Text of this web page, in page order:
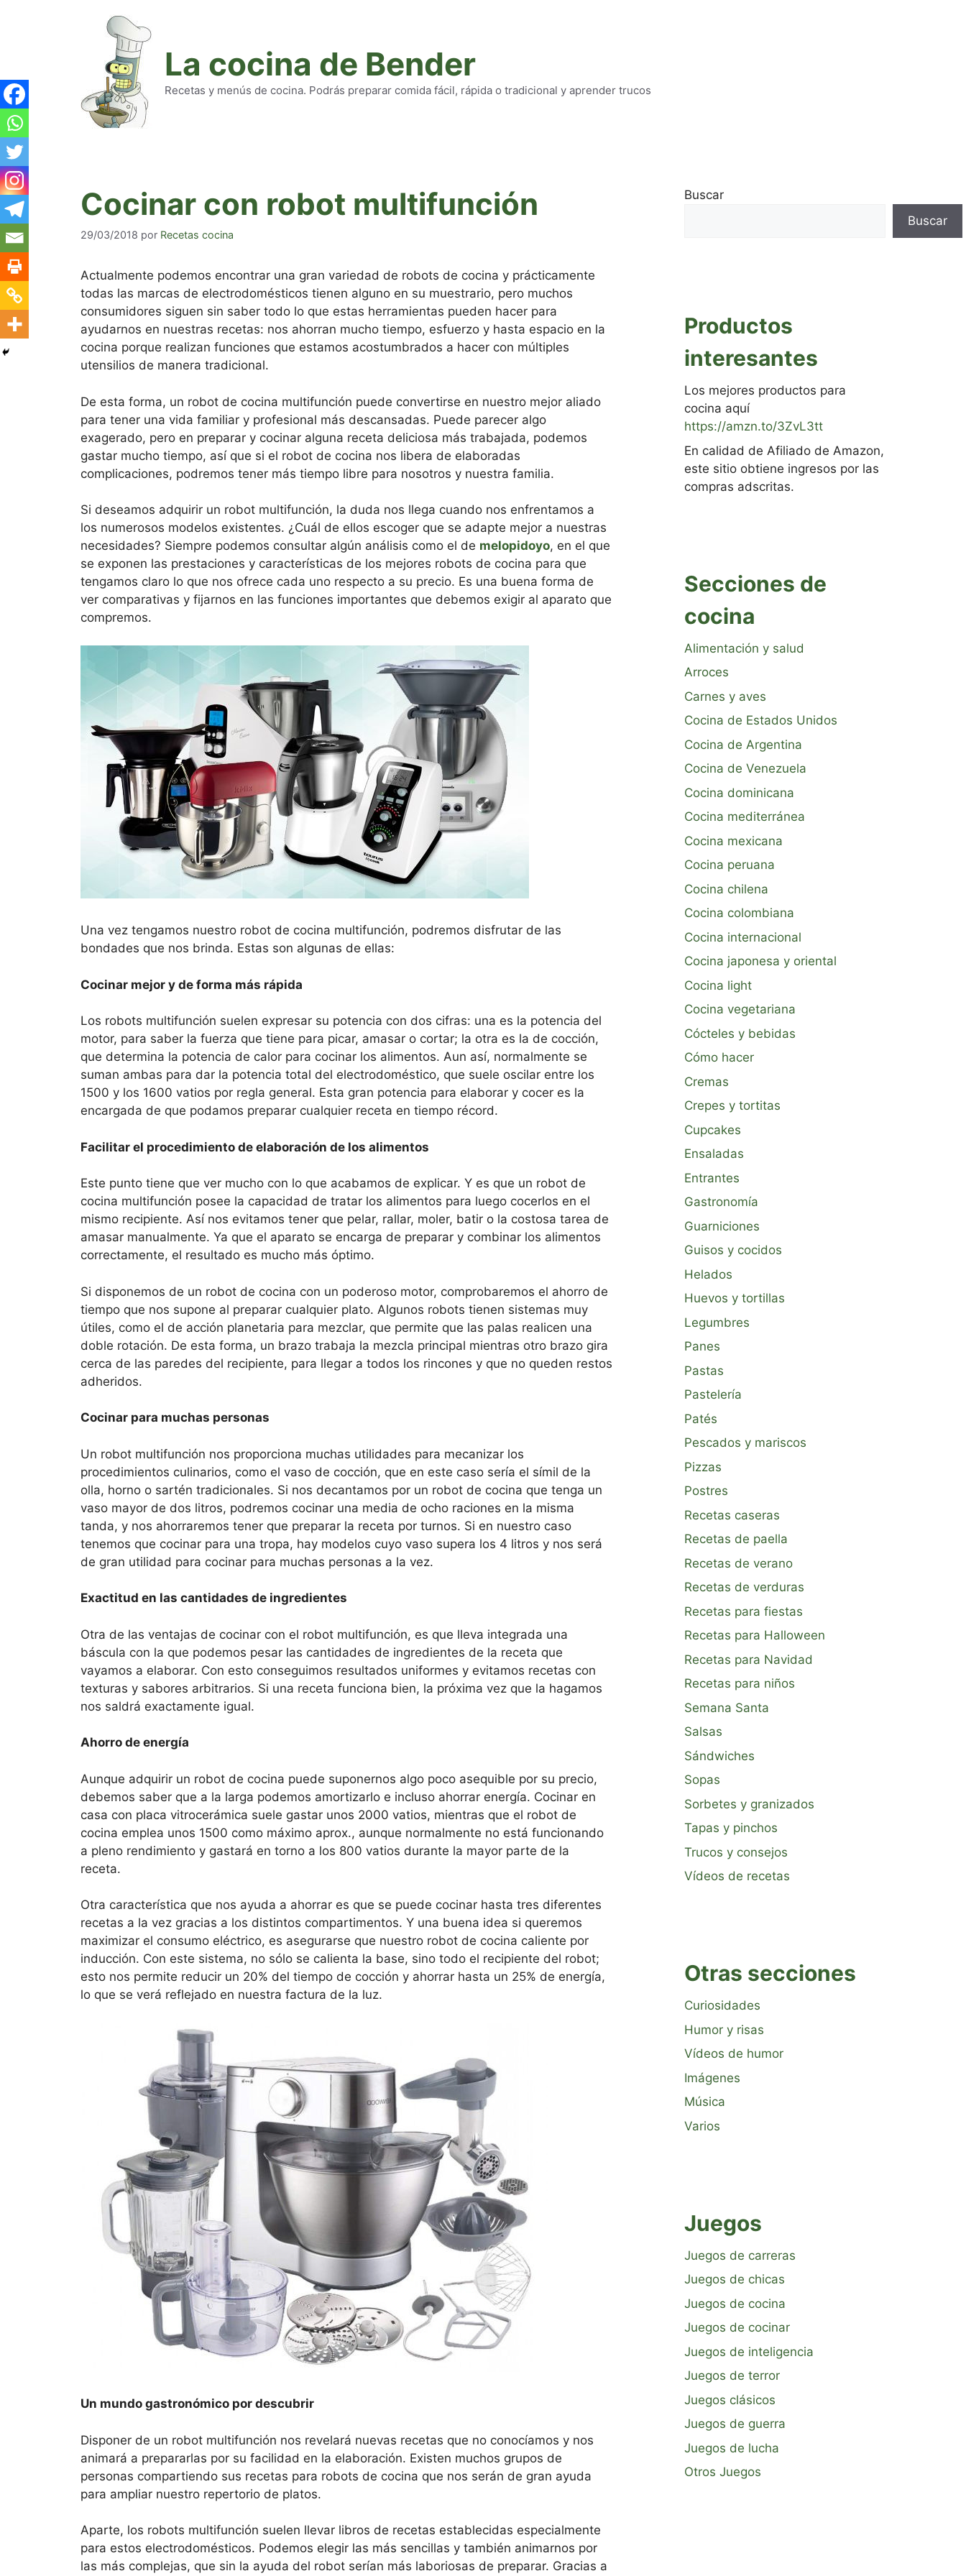
La cocina de Bender
Recetas y menús de cocina. Podrás preparar comida fácil, rápida o tradicional y aprender trucos
Cocinar con robot multifunción
29/03/2018 por Recetas cocina
Actualmente podemos encontrar una gran variedad de robots de cocina y prácticamente
todas las marcas de electrodomésticos tienen alguno en su muestrario, pero muchos
consumidores siguen sin saber todo lo que estas herramientas pueden hacer para
ayudarnos en nuestras recetas: nos ahorran mucho tiempo, esfuerzo y hasta espacio en la
cocina porque realizan funciones que estamos acostumbrados a hacer con múltiples
utensilios de manera tradicional.
De esta forma, un robot de cocina multifunción puede convertirse en nuestro mejor aliado
para tener una vida familiar y profesional más descansadas. Puede parecer algo
exagerado, pero en preparar y cocinar alguna receta deliciosa más trabajada, podemos
gastar mucho tiempo, así que si el robot de cocina nos libera de elaboradas
complicaciones, podremos tener más tiempo libre para nosotros y nuestra familia.
Si deseamos adquirir un robot multifunción, la duda nos llega cuando nos enfrentamos a
los numerosos modelos existentes. ¿Cuál de ellos escoger que se adapte mejor a nuestras
necesidades? Siempre podemos consultar algún análisis como el de melopidoyo, en el que
se exponen las prestaciones y características de los mejores robots de cocina para que
tengamos claro lo que nos ofrece cada uno respecto a su precio. Es una buena forma de
ver comparativas y fijarnos en las funciones importantes que debemos exigir al aparato que
compremos.
Una vez tengamos nuestro robot de cocina multifunción, podremos disfrutar de las
bondades que nos brinda. Estas son algunas de ellas:
Cocinar mejor y de forma más rápida
Los robots multifunción suelen expresar su potencia con dos cifras: una es la potencia del
motor, para saber la fuerza que tiene para picar, amasar o cortar; la otra es la de cocción,
que determina la potencia de calor para cocinar los alimentos. Aun así, normalmente se
suman ambas para dar la potencia total del electrodoméstico, que suele oscilar entre los
1500 y los 1600 vatios por regla general. Esta gran potencia para elaborar y cocer es la
encargada de que podamos preparar cualquier receta en tiempo récord.
Facilitar el procedimiento de elaboración de los alimentos
Este punto tiene que ver mucho con lo que acabamos de explicar. Y es que un robot de
cocina multifunción posee la capacidad de tratar los alimentos para luego cocerlos en el
mismo recipiente. Así nos evitamos tener que pelar, rallar, moler, batir o la costosa tarea de
amasar manualmente. Ya que el aparato se encarga de preparar y combinar los alimentos
correctamente, el resultado es mucho más óptimo.
Si disponemos de un robot de cocina con un poderoso motor, comprobaremos el ahorro de
tiempo que nos supone al preparar cualquier plato. Algunos robots tienen sistemas muy
útiles, como el de acción planetaria para mezclar, que permite que las palas realicen una
doble rotación. De esta forma, un brazo trabaja la mezcla principal mientras otro brazo gira
cerca de las paredes del recipiente, para llegar a todos los rincones y que no queden restos
adheridos.
Cocinar para muchas personas
Un robot multifunción nos proporciona muchas utilidades para mecanizar los
procedimientos culinarios, como el vaso de cocción, que en este caso sería el símil de la
olla, horno o sartén tradicionales. Si nos decantamos por un robot de cocina que tenga un
vaso mayor de dos litros, podremos cocinar una media de ocho raciones en la misma
tanda, y nos ahorraremos tener que preparar la receta por turnos. Si en nuestro caso
tenemos que cocinar para una tropa, hay modelos cuyo vaso supera los 4 litros y nos será
de gran utilidad para cocinar para muchas personas a la vez.
Exactitud en las cantidades de ingredientes
Otra de las ventajas de cocinar con el robot multifunción, es que lleva integrada una
báscula con la que podemos pesar las cantidades de ingredientes de la receta que
vayamos a elaborar. Con esto conseguimos resultados uniformes y evitamos recetas con
texturas y sabores arbitrarios. Si una receta funciona bien, la próxima vez que la hagamos
nos saldrá exactamente igual.
Ahorro de energía
Aunque adquirir un robot de cocina puede suponernos algo poco asequible por su precio,
debemos saber que a la larga podemos amortizarlo e incluso ahorrar energía. Cocinar en
casa con placa vitrocerámica suele gastar unos 2000 vatios, mientras que el robot de
cocina emplea unos 1500 como máximo aprox., aunque normalmente no está funcionando
a pleno rendimiento y gastará en torno a los 800 vatios durante la mayor parte de la
receta.
Otra característica que nos ayuda a ahorrar es que se puede cocinar hasta tres diferentes
recetas a la vez gracias a los distintos compartimentos. Y una buena idea si queremos
maximizar el consumo eléctrico, es asegurarse que nuestro robot de cocina caliente por
inducción. Con este sistema, no sólo se calienta la base, sino todo el recipiente del robot;
esto nos permite reducir un 20% del tiempo de cocción y ahorrar hasta un 25% de energía,
lo que se verá reflejado en nuestra factura de la luz.
Un mundo gastronómico por descubrir
Disponer de un robot multifunción nos revelará nuevas recetas que no conocíamos y nos
animará a prepararlas por su facilidad en la elaboración. Existen muchos grupos de
personas compartiendo sus recetas para robots de cocina que nos serán de gran ayuda
para ampliar nuestro repertorio de platos.
Aparte, los robots multifunción suelen llevar libros de recetas establecidas especialmente
para estos electrodomésticos. Podemos elegir las más sencillas y también animarnos por
las más complejas, que sin la ayuda del robot serían más laboriosas de preparar. Gracias a
Buscar
Buscar
Productos
interesantes
Los mejores productos para
cocina aquí
https://amzn.to/3ZvL3tt
En calidad de Afiliado de Amazon,
este sitio obtiene ingresos por las
compras adscritas.
Secciones de
cocina
Alimentación y salud
Arroces
Carnes y aves
Cocina de Estados Unidos
Cocina de Argentina
Cocina de Venezuela
Cocina dominicana
Cocina mediterránea
Cocina mexicana
Cocina peruana
Cocina chilena
Cocina colombiana
Cocina internacional
Cocina japonesa y oriental
Cocina light
Cocina vegetariana
Cócteles y bebidas
Cómo hacer
Cremas
Crepes y tortitas
Cupcakes
Ensaladas
Entrantes
Gastronomía
Guarniciones
Guisos y cocidos
Helados
Huevos y tortillas
Legumbres
Panes
Pastas
Pastelería
Patés
Pescados y mariscos
Pizzas
Postres
Recetas caseras
Recetas de paella
Recetas de verano
Recetas de verduras
Recetas para fiestas
Recetas para Halloween
Recetas para Navidad
Recetas para niños
Semana Santa
Salsas
Sándwiches
Sopas
Sorbetes y granizados
Tapas y pinchos
Trucos y consejos
Vídeos de recetas
Otras secciones
Curiosidades
Humor y risas
Vídeos de humor
Imágenes
Música
Varios
Juegos
Juegos de carreras
Juegos de chicas
Juegos de cocina
Juegos de cocinar
Juegos de inteligencia
Juegos de terror
Juegos clásicos
Juegos de guerra
Juegos de lucha
Otros Juegos